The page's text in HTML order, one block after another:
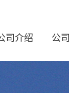
司介绍 公